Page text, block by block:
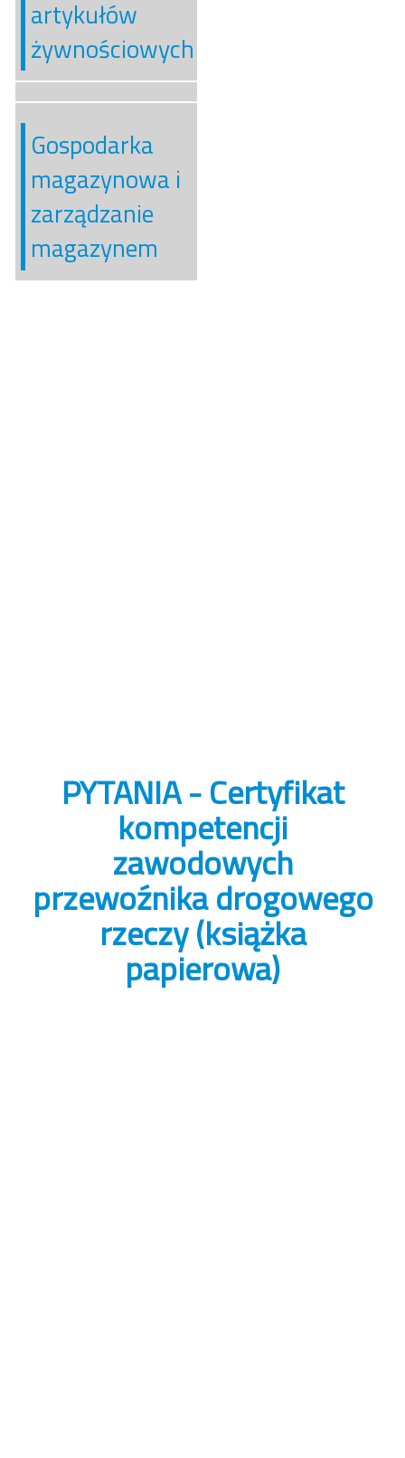
artykułów
żywnościowych
Gospodarka
magazynowa i
zarządzanie
magazynem
PYTANIA - Certyfikat
kompetencji
zawodowych
przewoźnika drogowego
rzeczy (książka
papierowa)